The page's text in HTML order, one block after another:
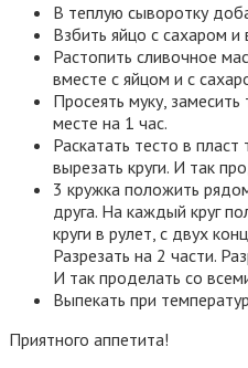
В теплую сыворотку
Взбить яйцо с сахаром и
Растопить сливочное
вместе с яйцом и с
Просеять муку,
месте на 1 час.
Раскатать тесто в
вырезать круги. И так
3 кружка положить
друга. На каждый круг
круги в рулет, с двух
Разрезать на 2 части.
И так проделать со
Выпекать при
Приятного аппетита!